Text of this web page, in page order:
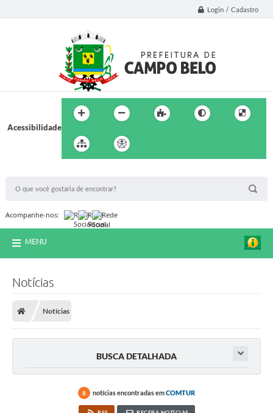
Login / Cadastro
Acessibilidade
Acompanhe-nos:
MENU
Notícias
Notícias
BUSCA DETALHADA
8 notícias encontradas emCOMTUR